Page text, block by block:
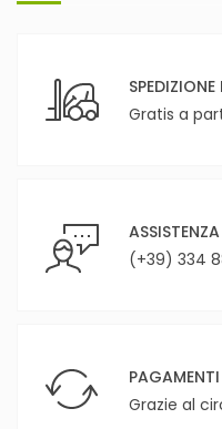
Gratis a
(+39) 334
Grazie al